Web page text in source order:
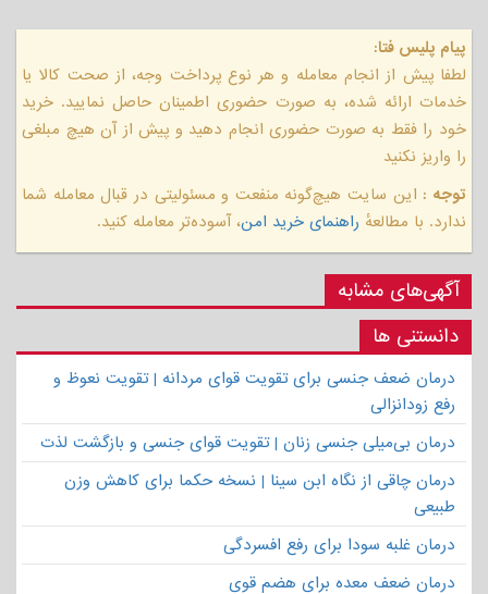
پیام پلیس فتا:
لطفا پیش از انجام معامله و هر نوع پرداخت وجه، از صحت کالا یا
خدمات ارائه شده، به صورت حضوری اطمینان حاصل نمایید. خرید
خود را فقط به صورت حضوری انجام دهید و پیش از آن هیچ مبلغی
را واریز نکنید
توجه : این سایت هیچ‌گونه منفعت و مسئولیتی در قبال معامله شما
ندارد. با مطالعهٔ راهنمای خرید امن، آسوده‌تر معامله کنید.
آگهی‌های مشابه
دانستنی ها
درمان ضعف جنسی برای تقویت قوای مردانه | تقویت نعوظ و
رفع زودانزالی
درمان بی‌میلی جنسی زنان | تقویت قوای جنسی و بازگشت لذت
درمان چاقی از نگاه ابن سینا | نسخه حکما برای کاهش وزن
طبیعی
درمان غلبه سودا برای رفع افسردگی
درمان ضعف معده برای هضم قوی